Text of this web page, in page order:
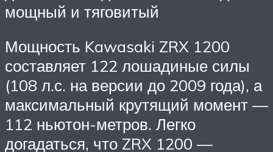
мощный и тяговитый
Мощность Kawasaki ZRX 1200
составляет 122 лошадиные силы
(108 л.с. на версии до 2009 года), а
максимальный крутящий момент —
112 ньютон-метров. Легко
догадаться, что ZRX 1200 —